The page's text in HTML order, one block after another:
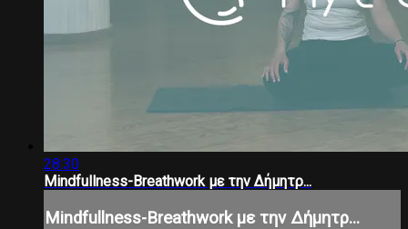
28:30
Mindfullness-Breathwork με την Δήμητρ...
Mindfullness-Breathwork με την Δήμητρ...